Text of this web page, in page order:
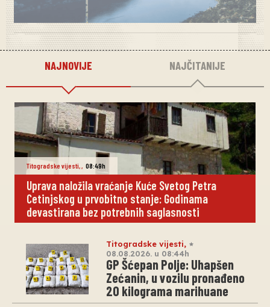
NAJNOVIJE NAJČITANIJE
Titogradske vijesti,, 08:49h
Uprava naložila vraćanje Kuće Svetog Petra
Cetinjskog u prvobitno stanje: Godinama
devastirana bez potrebnih saglasnosti
Titogradske vijesti,
08.08.2026. u 08:44h
GP Šćepan Polje: Uhapšen
Zećanin, u vozilu pronađeno
20 kilograma marihuane